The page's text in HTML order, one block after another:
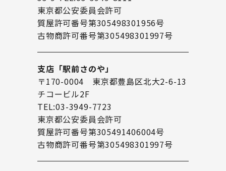
東京都公安委員会許可
質屋許可番号第305498301956号
古物商許可番号第305498301997号
支店「駅前さのや」
〒170-0004 東京都豊島区北大2-6-13
チコービル2F
TEL:03-3949-7723
東京都公安委員会許可
質屋許可番号第305491406004号
古物商許可番号第305498301997号